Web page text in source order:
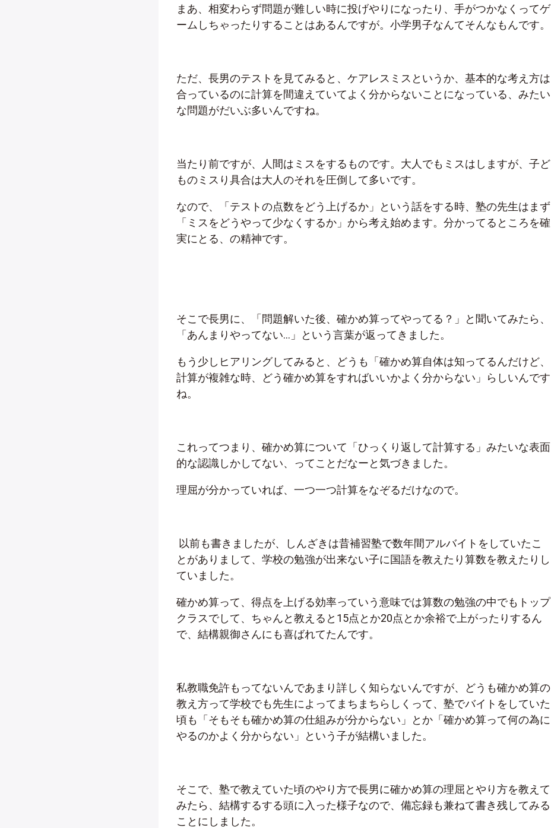
まあ、相変わらず問題が難しい時に投げやりになったり、手がつかなくってゲ
ームしちゃったりすることはあるんですが。小学男子なんてそんなもんです。
ただ、長男のテストを見てみると、ケアレスミスというか、基本的な考え方は
合っているのに計算を間違えていてよく分からないことになっている、みたい
な問題がだいぶ多いんですね。
当たり前ですが、人間はミスをするものです。大人でもミスはしますが、子ど
ものミスり具合は大人のそれを圧倒して多いです。
なので、「テストの点数をどう上げるか」という話をする時、塾の先生はまず
「ミスをどうやって少なくするか」から考え始めます。分かってるところを確
実にとる、の精神です。
そこで長男に、「問題解いた後、確かめ算ってやってる？」と聞いてみたら、
「あんまりやってない…」という言葉が返ってきました。
もう少しヒアリングしてみると、どうも「確かめ算自体は知ってるんだけど、
計算が複雑な時、どう確かめ算をすればいいかよく分からない」らしいんです
ね。
これってつまり、確かめ算について「ひっくり返して計算する」みたいな表面
的な認識しかしてない、ってことだなーと気づきました。
理屈が分かっていれば、一つ一つ計算をなぞるだけなので。
以前も書きましたが、しんざきは昔補習塾で数年間アルバイトをしていたこ
とがありまして、学校の勉強が出来ない子に国語を教えたり算数を教えたりし
ていました。
確かめ算って、得点を上げる効率っていう意味では算数の勉強の中でもトップ
クラスでして、ちゃんと教えると 15点とか20点とか余裕で上がったりするん
で、結構親御さんにも喜ばれてたんです。
私教職免許もってないんであまり詳しく知らないんですが、どうも確かめ算の
教え方って学校でも先生によってまちまちらしくって、塾でバイトをしていた
頃も「そもそも確かめ算の仕組みが分からない」とか「確かめ算って何の為に
やるのかよく分からない」という子が結構いました。
そこで、塾で教えていた頃のやり方で長男に確かめ算の理屈とやり方を教えて
みたら、結構するする頭に入った様子なので、備忘録も兼ねて書き残してみる
ことにしました。